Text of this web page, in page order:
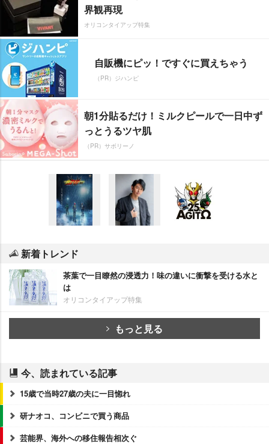
界観再現
オリコンタイアップ特集
自販機にピッ！ですぐに買えちゃう
（PR）ジハンピ
朝1分貼るだけ！ミルクピールで一日中ず
っとうるツヤ肌
（PR）サボリーノ
新着トレンド
茶葉で一目瞭然の浸透力！味の違いに衝撃を受ける水と
は
オリコンタイアップ特集
もっと見る
今、読まれている記事
15歳で当時27歳の夫に一目惚れ
研ナオコ、コンビニで買う商品
芸能界、海外への移住報告相次ぐ